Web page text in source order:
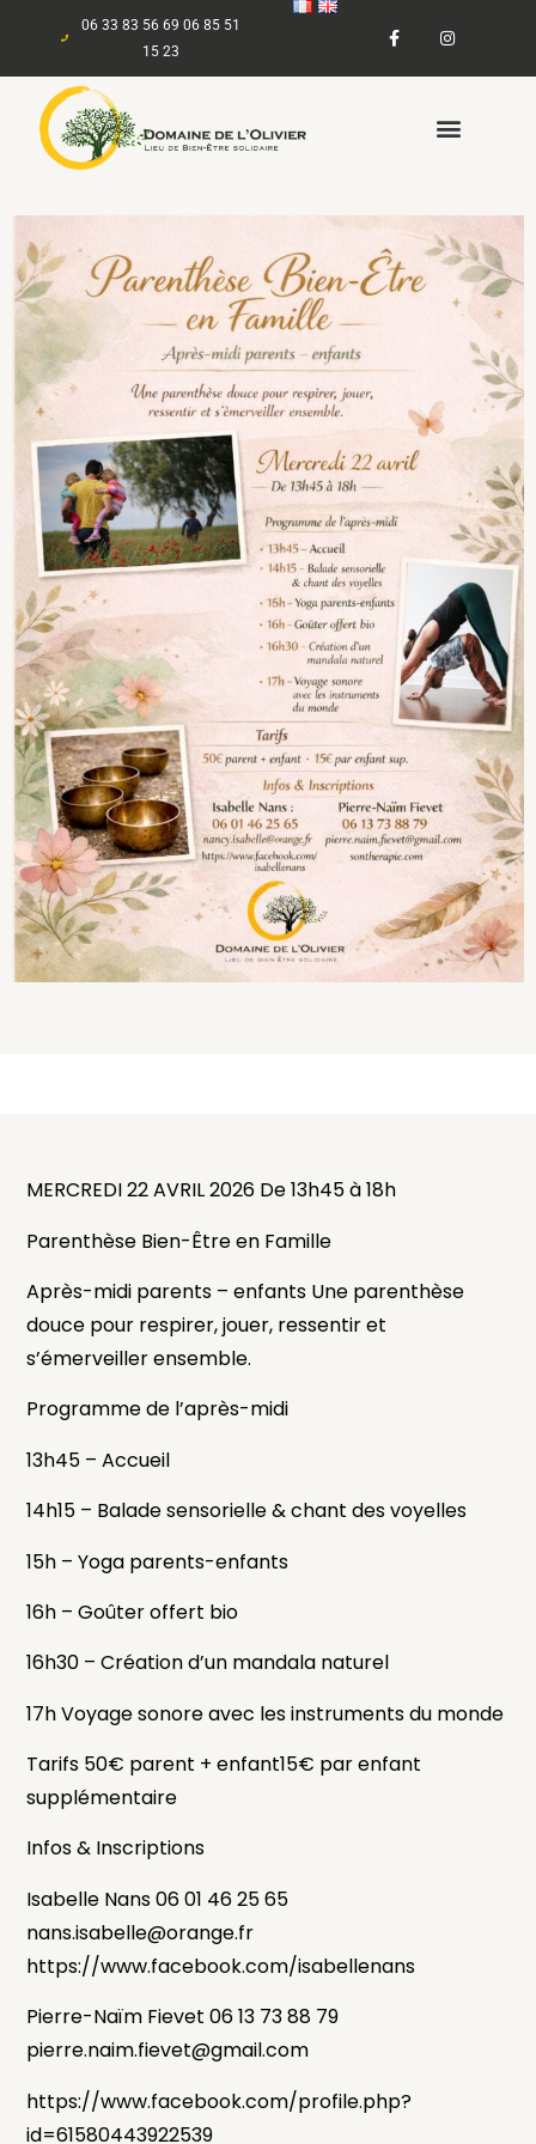
06 33 83 56 69 06 85 51
15 23
MERCREDI 22 AVRIL 2026 De 13h45 à 18h
Parenthèse Bien-Être en Famille
Après-midi parents – enfants Une parenthèse
douce pour respirer, jouer, ressentir et
s’émerveiller ensemble.
Programme de l’après-midi
13h45 – Accueil
14h15 – Balade sensorielle & chant des voyelles
15h – Yoga parents-enfants
16h – Goûter offert bio
16h30 – Création d’un mandala naturel
17h Voyage sonore avec les instruments du monde
Tarifs 50€ parent + enfant15€ par enfant
supplémentaire
Infos & Inscriptions
Isabelle Nans 06 01 46 25 65
nans.isabelle@orange.fr
https://www.facebook.com/isabellenans
Pierre-Naïm Fievet 06 13 73 88 79
pierre.naim.fievet@gmail.com
https://www.facebook.com/profile.php?
id=61580443922539